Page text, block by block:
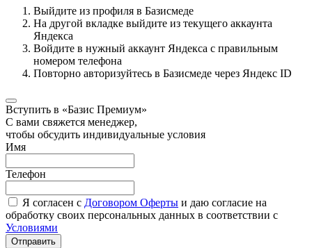
Выйдите из профиля в Базисмеде
На другой вкладке выйдите из текущего аккаунта
Яндекса
Войдите в нужный аккаунт Яндекса с правильным
номером телефона
Повторно авторизуйтесь в Базисмеде через Яндекс ID
Вступить в «Базис Премиум»
С вами свяжется менеджер,
чтобы обсудить индивидуальные условия
Имя
Телефон
Я согласен с Договором Оферты и даю согласие на
обработку своих персональных данных в соответствии с
Условиями
Отправить